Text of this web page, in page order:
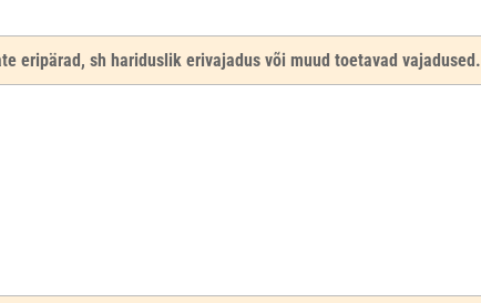
eripärad, sh hariduslik erivajadus või muud toetavad vajadused.